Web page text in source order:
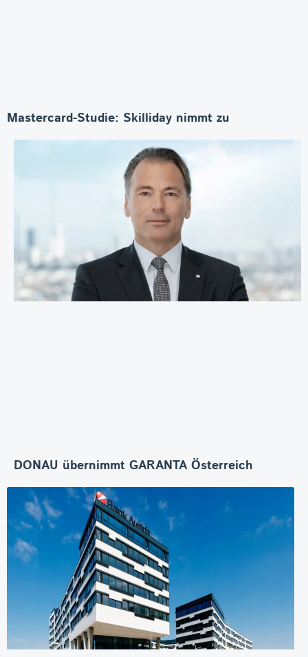
Mastercard-Studie: Skilliday nimmt zu
DONAU übernimmt GARANTA Österreich